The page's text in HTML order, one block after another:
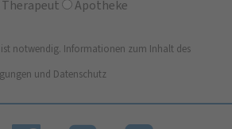
Therapeut Apotheke
ist notwendig. Informationen zum Inhalt des
und Datenschutz